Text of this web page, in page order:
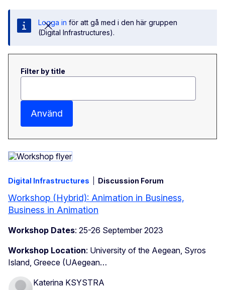
Logga in för att gå med i den här gruppen
(Digital Infrastructures).
Filter by title
Använd
Digital Infrastructures Discussion Forum
Workshop (Hybrid): Animation in Business,
Business in Animation
Workshop Dates: 25-26 September 2023
Workshop Location: University of the Aegean, Syros
Island, Greece (UAegean…
Katerina KSYSTRA